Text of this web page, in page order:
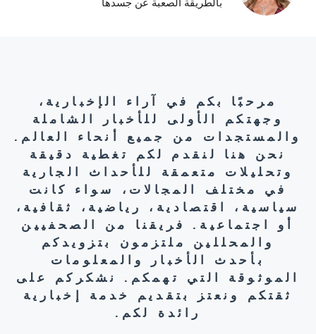
مرحبًا بكم في آراء الإخبارية،
وجهتكم الأولى للأخبار الشاملة
والمستجدات من جميع أنحاء العالم.
نحن هنا لنقدم لكم تغطية دقيقة
وتحليلات متعمقة للأحداث الجارية
في مختلف المجالات، سواء كانت
سياسية، اقتصادية، رياضية، ثقافية،
أو اجتماعية. فريقنا من الصحفيين
والمحللين ملتزمون بتزويدكم
بأحدث الأخبار والمعلومات
الموثوقة التي تهمكم. نشكركم على
ثقتكم ونعتز بتقديم خدمة إخبارية
رائدة لكم.